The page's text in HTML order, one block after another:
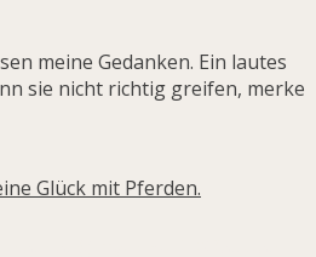
meine Gedanken. Ein lautes
sie nicht richtig greifen, merke